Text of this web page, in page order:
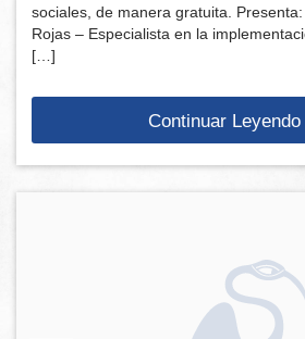
sociales, de manera gratuita.
Rojas – Especialista en la
[…]
Continuar Leyendo